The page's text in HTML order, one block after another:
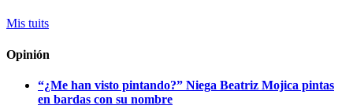
Mis tuits
Opinión
“¿Me han visto pintando?” Niega Beatriz Mojica pintas
en bardas con su nombre